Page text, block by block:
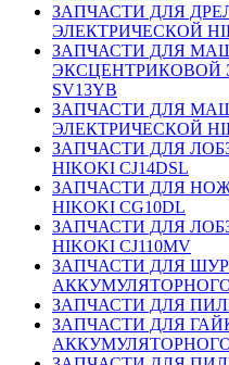
ЗАПЧАСТИ ДЛЯ
ЭЛЕКТРИЧЕСКОЙ
ЗАПЧАСТИ ДЛЯ
ЭКСЦЕНТРИКОВОЙ
SV13YB
ЗАПЧАСТИ ДЛЯ
ЭЛЕКТРИЧЕСКОЙ
ЗАПЧАСТИ ДЛЯ
HIKOKI CJ14DSL
ЗАПЧАСТИ ДЛЯ
HIKOKI CG10DL
ЗАПЧАСТИ ДЛЯ
HIKOKI CJ110MV
ЗАПЧАСТИ ДЛЯ
АККУМУЛЯТОРНОГО
ЗАПЧАСТИ ДЛЯ
ЗАПЧАСТИ ДЛЯ
АККУМУЛЯТОРНОГО